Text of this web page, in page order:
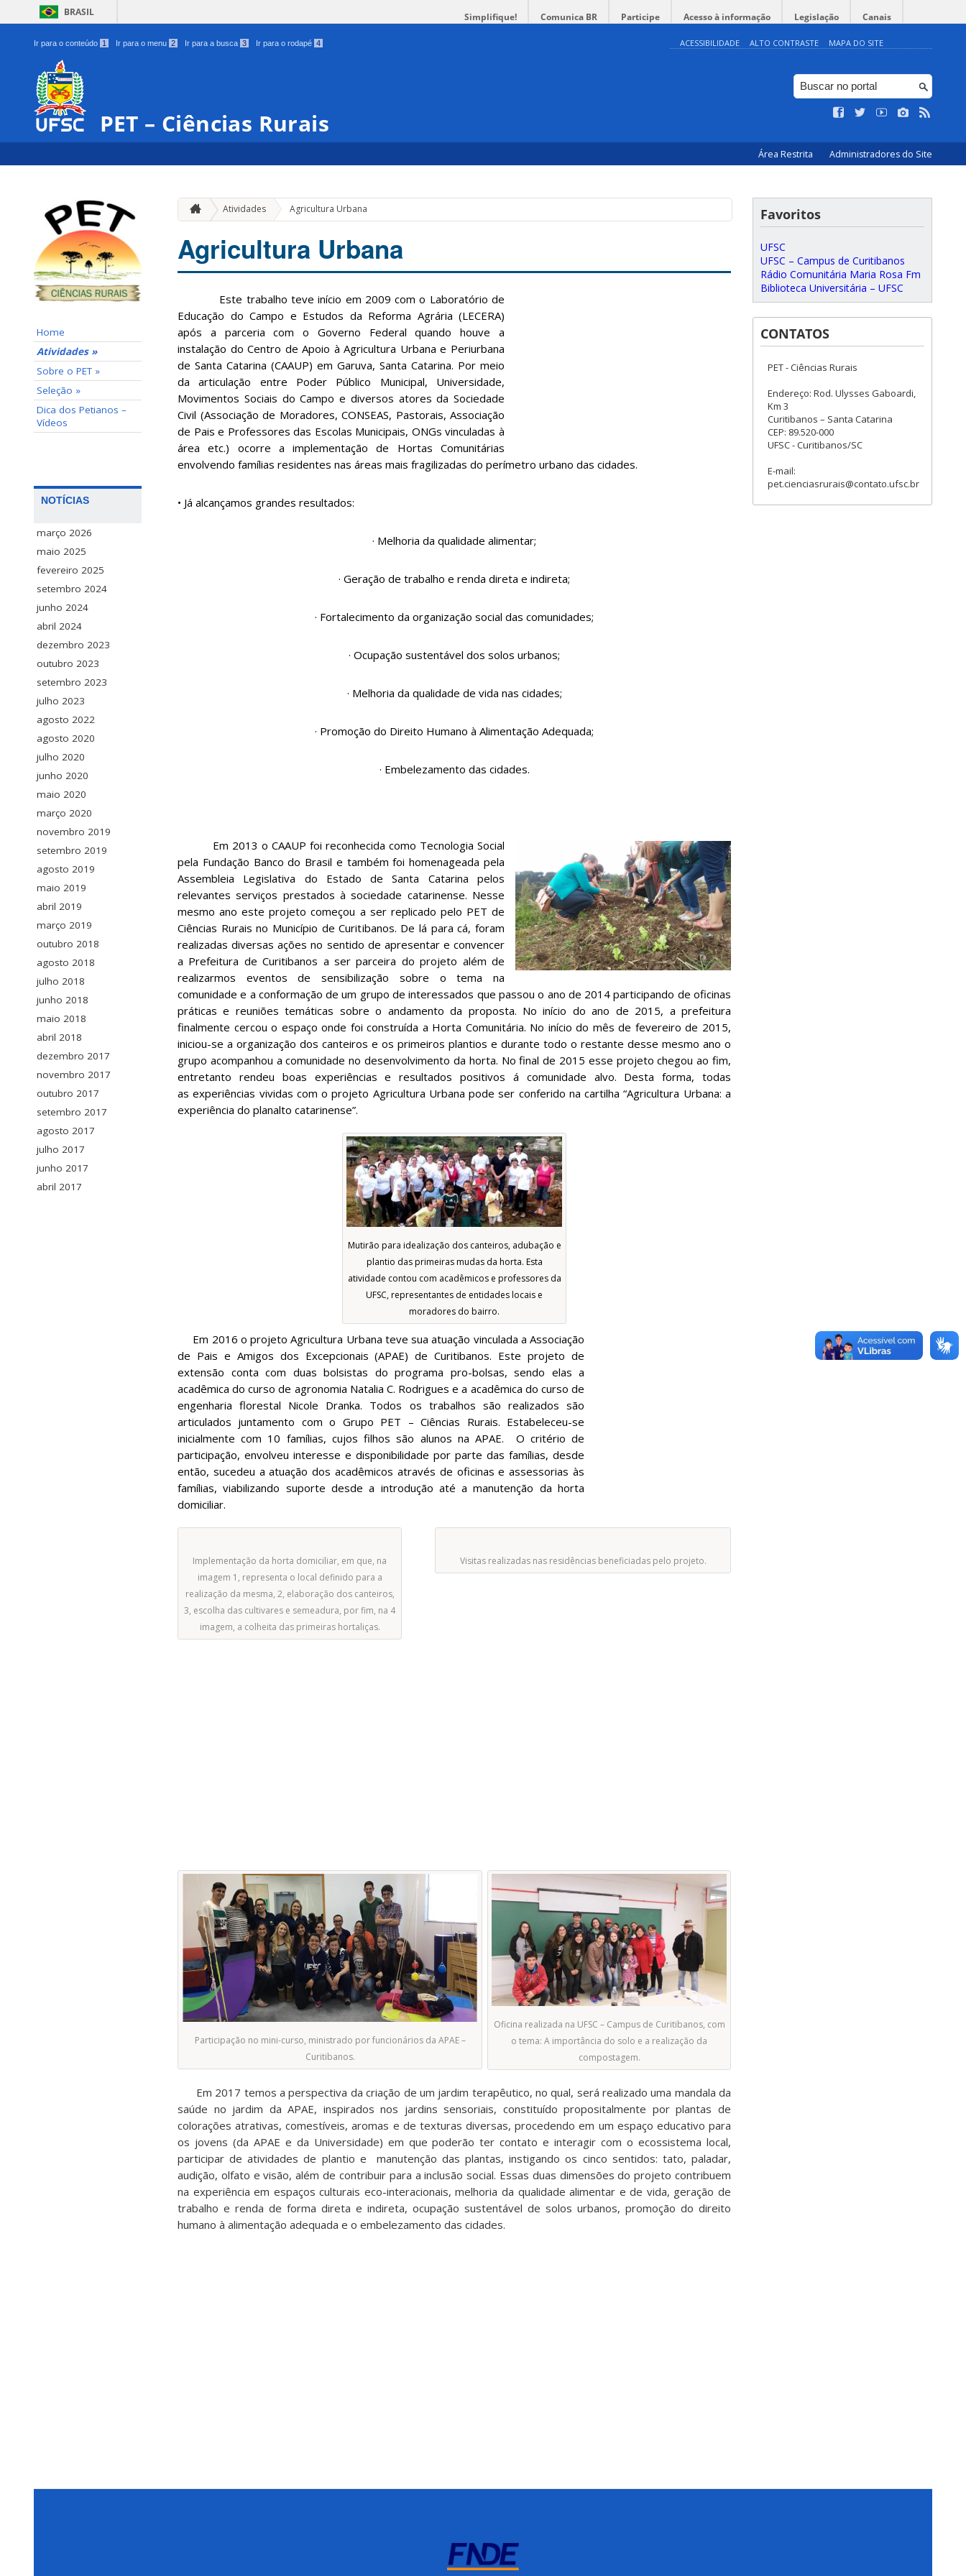
BRASIL Simplifique! Comunica BR Participe Acesso à informação Legislação Canais
Ir para o conteúdo 1 Ir para o menu 2 Ir para a busca 3 Ir para o rodapé 4 ACESSIBILIDADE ALTO CONTRASTE MAPA DO SITE
PET – Ciências Rurais
Área Restrita Administradores do Site
Home
Atividades »
Sobre o PET »
Seleção »
Dica dos Petianos –
Vídeos
NOTÍCIAS
março 2026
maio 2025
fevereiro 2025
setembro 2024
junho 2024
abril 2024
dezembro 2023
outubro 2023
setembro 2023
julho 2023
agosto 2022
agosto 2020
julho 2020
junho 2020
maio 2020
março 2020
novembro 2019
setembro 2019
agosto 2019
maio 2019
abril 2019
março 2019
outubro 2018
agosto 2018
julho 2018
junho 2018
maio 2018
abril 2018
dezembro 2017
novembro 2017
outubro 2017
setembro 2017
agosto 2017
julho 2017
junho 2017
abril 2017
Atividades Agricultura Urbana
Agricultura Urbana
Este trabalho teve início em 2009 com o Laboratório de
Educação do Campo e Estudos da Reforma Agrária (LECERA)
após a parceria com o Governo Federal quando houve a
instalação do Centro de Apoio à Agricultura Urbana e Periurbana
de Santa Catarina (CAAUP) em Garuva, Santa Catarina. Por meio
da articulação entre Poder Público Municipal, Universidade,
Movimentos Sociais do Campo e diversos atores da Sociedade
Civil (Associação de Moradores, CONSEAS, Pastorais, Associação
de Pais e Professores das Escolas Municipais, ONGs vinculadas à
área etc.) ocorre a implementação de Hortas Comunitárias
envolvendo famílias residentes nas áreas mais fragilizadas do perímetro urbano das cidades.
• Já alcançamos grandes resultados:
· Melhoria da qualidade alimentar;
· Geração de trabalho e renda direta e indireta;
· Fortalecimento da organização social das comunidades;
· Ocupação sustentável dos solos urbanos;
· Melhoria da qualidade de vida nas cidades;
· Promoção do Direito Humano à Alimentação Adequada;
· Embelezamento das cidades.
Em 2013 o CAAUP foi reconhecida como Tecnologia Social
pela Fundação Banco do Brasil e também foi homenageada pela
Assembleia Legislativa do Estado de Santa Catarina pelos
relevantes serviços prestados à sociedade catarinense. Nesse
mesmo ano este projeto começou a ser replicado pelo PET de
Ciências Rurais no Município de Curitibanos. De lá para cá, foram
realizadas diversas ações no sentido de apresentar e convencer
a Prefeitura de Curitibanos a ser parceira do projeto além de
realizarmos eventos de sensibilização sobre o tema na
comunidade e a conformação de um grupo de interessados que passou o ano de 2014 participando de oficinas
práticas e reuniões temáticas sobre o andamento da proposta. No início do ano de 2015, a prefeitura
finalmente cercou o espaço onde foi construída a Horta Comunitária. No início do mês de fevereiro de 2015,
iniciou-se a organização dos canteiros e os primeiros plantios e durante todo o restante desse mesmo ano o
grupo acompanhou a comunidade no desenvolvimento da horta. No final de 2015 esse projeto chegou ao fim,
entretanto rendeu boas experiências e resultados positivos á comunidade alvo. Desta forma, todas
as experiências vividas com o projeto Agricultura Urbana pode ser conferido na cartilha “Agricultura Urbana: a
experiência do planalto catarinense”.
Mutirão para idealização dos canteiros, adubação e
plantio das primeiras mudas da horta. Esta
atividade contou com acadêmicos e professores da
UFSC, representantes de entidades locais e
moradores do bairro.
Em 2016 o projeto Agricultura Urbana teve sua atuação vinculada a Associação
de Pais e Amigos dos Excepcionais (APAE) de Curitibanos. Este projeto de
extensão conta com duas bolsistas do programa pro-bolsas, sendo elas a
acadêmica do curso de agronomia Natalia C. Rodrigues e a acadêmica do curso de
engenharia florestal Nicole Dranka. Todos os trabalhos são realizados são
articulados juntamento com o Grupo PET – Ciências Rurais. Estabeleceu-se
inicialmente com 10 famílias, cujos filhos são alunos na APAE. O critério de
participação, envolveu interesse e disponibilidade por parte das famílias, desde
então, sucedeu a atuação dos acadêmicos através de oficinas e assessorias às
famílias, viabilizando suporte desde a introdução até a manutenção da horta
domiciliar.
Implementação da horta domiciliar, em que, na
imagem 1, representa o local definido para a
realização da mesma, 2, elaboração dos canteiros,
3, escolha das cultivares e semeadura, por fim, na 4
imagem, a colheita das primeiras hortaliças.
Visitas realizadas nas residências beneficiadas pelo projeto.
Oficina realizada na UFSC – Campus de Curitibanos, com
o tema: A importância do solo e a realização da
compostagem.
Participação no mini-curso, ministrado por funcionários da APAE –
Curitibanos.
Em 2017 temos a perspectiva da criação de um jardim terapêutico, no qual, será realizado uma mandala da
saúde no jardim da APAE, inspirados nos jardins sensoriais, constituído propositalmente por plantas de
colorações atrativas, comestíveis, aromas e de texturas diversas, procedendo em um espaço educativo para
os jovens (da APAE e da Universidade) em que poderão ter contato e interagir com o ecossistema local,
participar de atividades de plantio e manutenção das plantas, instigando os cinco sentidos: tato, paladar,
audição, olfato e visão, além de contribuir para a inclusão social. Essas duas dimensões do projeto contribuem
na experiência em espaços culturais eco-interacionais, melhoria da qualidade alimentar e de vida, geração de
trabalho e renda de forma direta e indireta, ocupação sustentável de solos urbanos, promoção do direito
humano à alimentação adequada e o embelezamento das cidades.
Favoritos
UFSC
UFSC – Campus de Curitibanos
Rádio Comunitária Maria Rosa Fm
Biblioteca Universitária – UFSC
CONTATOS
PET - Ciências Rurais
Endereço: Rod. Ulysses Gaboardi,
Km 3
Curitibanos – Santa Catarina
CEP: 89.520-000
UFSC - Curitibanos/SC
E-mail:
pet.cienciasrurais@contato.ufsc.br